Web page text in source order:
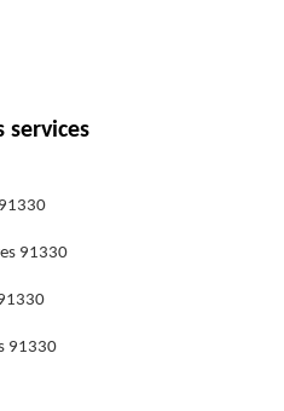
services
91330
91330